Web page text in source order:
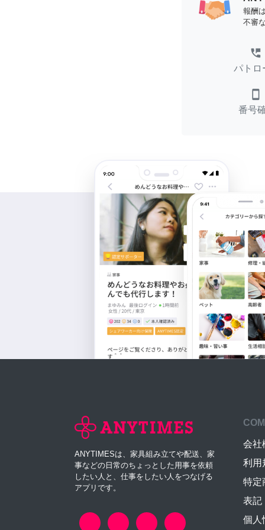
報酬
不審
perm_phone_msg
パトロ
smartphone
番号
ANYTIMESは、家具組み立てや配送、家
事などの日常のちょっとした用事を依頼
したい人と、仕事をしたい人をつなげる
アプリです。
会社
利用
特定
表記
個人